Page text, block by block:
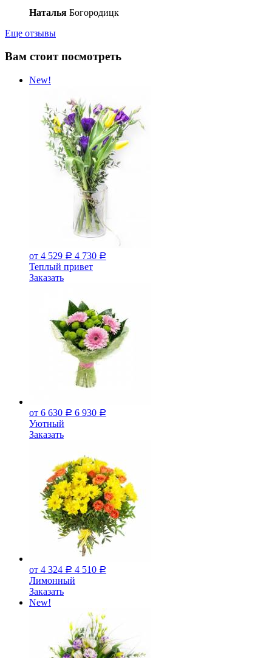
Наталья Богородицк
Еще отзывы
Вам стоит посмотреть
New!
от 4 529 Р 4 730 Р
Теплый привет
Заказать
от 6 630 Р 6 930 Р
Уютный
Заказать
от 4 324 Р 4 510 Р
Лимонный
Заказать
New!